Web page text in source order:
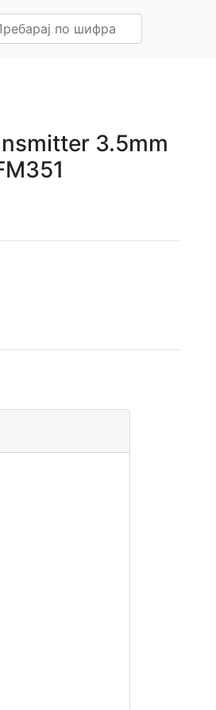
3.5mm